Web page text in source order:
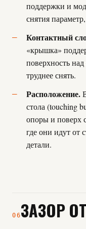
поддержки и
снятия
Контактный
«крышка»
поверхность
труднее снять.
Расположение.
стола (touching
опоры и поверх
где они идут от
детали.
06ЗАЗОР